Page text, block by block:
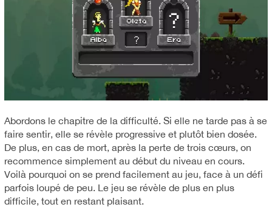
Abordons le chapitre de la difficulté. Si elle ne tarde pas à se
faire sentir, elle se révèle progressive et plutôt bien dosée.
De plus, en cas de mort, après la perte de trois cœurs, on
recommence simplement au début du niveau en cours.
Voilà pourquoi on se prend facilement au jeu, face à un défi
parfois loupé de peu. Le jeu se révèle de plus en plus
difficile, tout en restant plaisant.